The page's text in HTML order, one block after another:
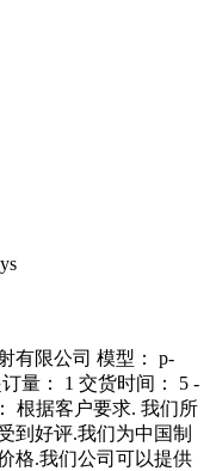
有限公司 模型： p-
订量： 1 交货时间： 5 -
根据客户要求. 我们所
到好评.我们为中国制
格.我们公司可以提供